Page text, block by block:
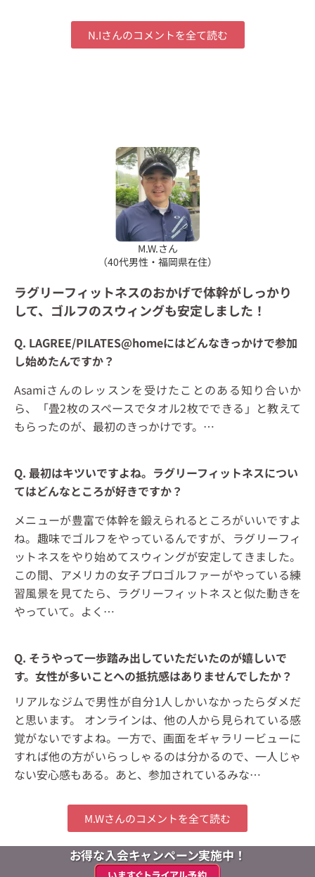
N.Iさんのコメントを全て読む
M.W.さん
（40代男性・福岡県在住）
ラグリーフィットネスのおかげで体幹がしっかり
して、ゴルフのスウィングも安定しました！
Q. LAGREE/PILATES@homeにはどんなきっかけで参加
し始めたんですか？
Asamiさんのレッスンを受けたことのある知り合いか
ら、「畳2枚のスペースでタオル2枚でできる」と教えて
もらったのが、最初のきっかけです。…
Q. 最初はキツいですよね。ラグリーフィットネスについ
てはどんなところが好きですか？
メニューが豊富で体幹を鍛えられるところがいいですよ
ね。趣味でゴルフをやっているんですが、ラグリーフィ
ットネスをやり始めてスウィングが安定してきました。
この間、アメリカの女子プロゴルファーがやっている練
習風景を見てたら、ラグリーフィットネスと似た動きを
やっていて。よく …
Q. そうやって一歩踏み出していただいたのが嬉しいで
す。女性が多いことへの抵抗感はありませんでしたか？
リアルなジムで男性が自分1人しかいなかったらダメだ
と思います。 オンラインは、他の人から見られている感
覚がないですよね。一方で、画面をギャラリービューに
すれば他の方がいらっしゃるのは分かるので、一人じゃ
ない安心感もある。あと、参加されているみな…
M.Wさんのコメントを全て読む
お得な入会キャンペーン実施中！